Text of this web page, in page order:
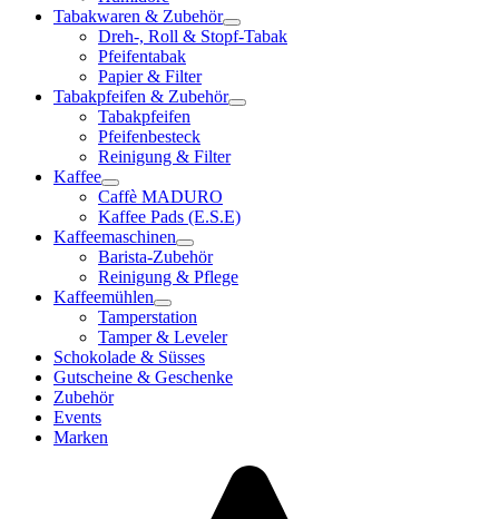
Tabakwaren & Zubehör
Dreh-, Roll & Stopf-Tabak
Pfeifentabak
Papier & Filter
Tabakpfeifen & Zubehör
Tabakpfeifen
Pfeifenbesteck
Reinigung & Filter
Kaffee
Caffè MADURO
Kaffee Pads (E.S.E)
Kaffeemaschinen
Barista-Zubehör
Reinigung & Pflege
Kaffeemühlen
Tamperstation
Tamper & Leveler
Schokolade & Süsses
Gutscheine & Geschenke
Zubehör
Events
Marken